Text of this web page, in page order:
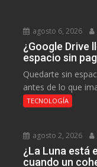
agosto 6, 2026
¿Google Drive
espacio sin
Quedarte sin
antes de lo que
TECNOLOGÍA
agosto 2, 2026
¿La Luna está
cuando un